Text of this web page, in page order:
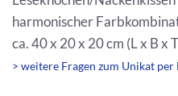
harmonischer
ca. 40 x 20 x 20 cm (L x B x
> weitere Fragen zum Unikat per